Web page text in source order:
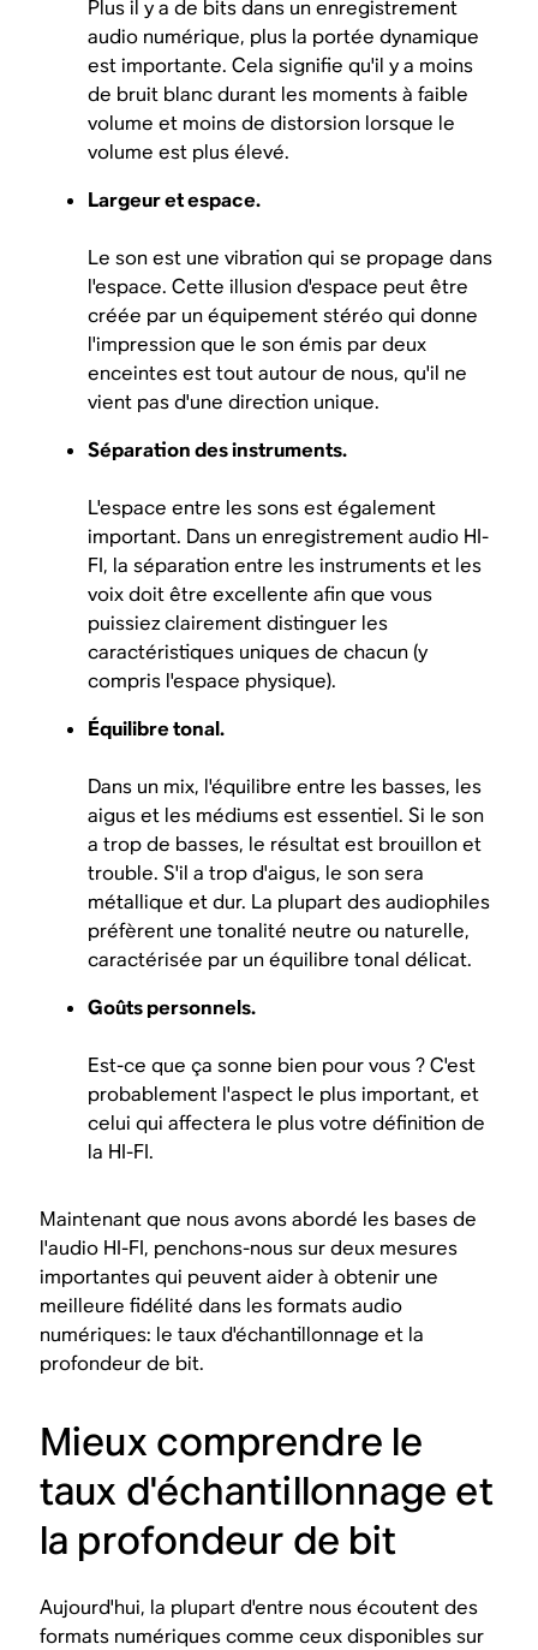
Plus il y a de bits dans un enregistrement
audio numérique, plus la portée dynamique
est importante. Cela signifie qu'il y a moins
de bruit blanc durant les moments à faible
volume et moins de distorsion lorsque le
volume est plus élevé.
Largeur et espace.
Le son est une vibration qui se propage dans
l'espace. Cette illusion d'espace peut être
créée par un équipement stéréo qui donne
l'impression que le son émis par deux
enceintes est tout autour de nous, qu'il ne
vient pas d'une direction unique.
Séparation des instruments.
L'espace entre les sons est également
important. Dans un enregistrement audio HI-
FI, la séparation entre les instruments et les
voix doit être excellente afin que vous
puissiez clairement distinguer les
caractéristiques uniques de chacun (y
compris l'espace physique).
Équilibre tonal.
Dans un mix, l'équilibre entre les basses, les
aigus et les médiums est essentiel. Si le son
a trop de basses, le résultat est brouillon et
trouble. S'il a trop d'aigus, le son sera
métallique et dur. La plupart des audiophiles
préfèrent une tonalité neutre ou naturelle,
caractérisée par un équilibre tonal délicat.
Goûts personnels.
Est-ce que ça sonne bien pour vous ? C'est
probablement l'aspect le plus important, et
celui qui affectera le plus votre définition de
la HI-FI.
Maintenant que nous avons abordé les bases de
l'audio HI-FI, penchons-nous sur deux mesures
importantes qui peuvent aider à obtenir une
meilleure fidélité dans les formats audio
numériques: le taux d'échantillonnage et la
profondeur de bit.
Mieux comprendre le
taux d'échantillonnage et
la profondeur de bit
Aujourd'hui, la plupart d'entre nous écoutent des
formats numériques comme ceux disponibles sur